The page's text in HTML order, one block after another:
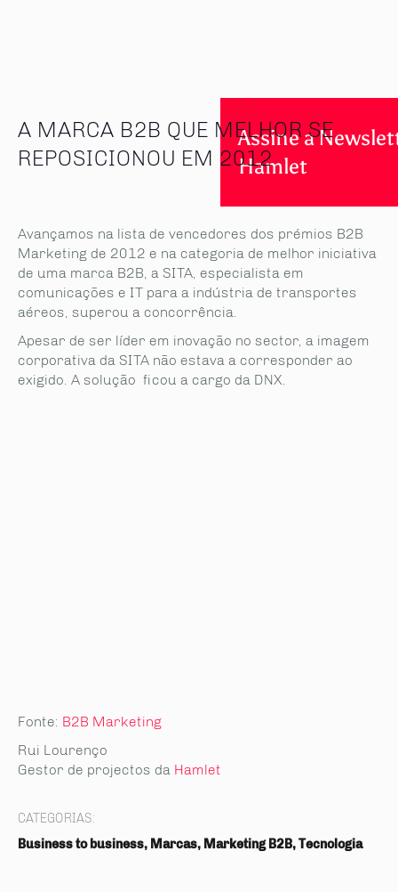
A MARCA B2B QUE MELHOR SE
REPOSICIONOU EM 2012
Assine a
Hamlet
Avançamos na lista de vencedores dos prémios B2B
Marketing de 2012 e na categoria de melhor iniciativa
de uma marca B2B, a SITA, especialista em
comunicações e IT para a indústria de transportes
aéreos, superou a concorrência.
Apesar de ser líder em inovação no sector, a imagem
corporativa da SITA não estava a corresponder ao
exigido. A solução ficou a cargo da DNX.
Fonte: B2B Marketing
Rui Lourenço
Gestor de projectos da Hamlet
CATEGORIAS:
Business to business, Marcas, Marketing B2B, Tecnologia